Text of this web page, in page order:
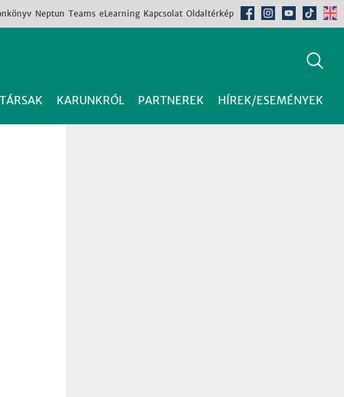
Neptun Teams eLearning Kapcsolat Oldaltérkép
KARUNKRÓL PARTNEREK HÍREK/ESEMÉNYEK